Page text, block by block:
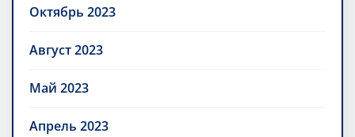
Октябрь 2023
Август 2023
Май 2023
Апрель 2023